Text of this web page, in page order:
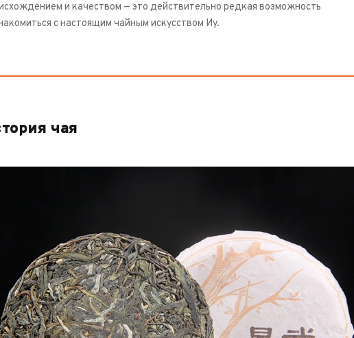
и качеством — это действительно редкая возможность
с настоящим чайным искусством Иу.
чая